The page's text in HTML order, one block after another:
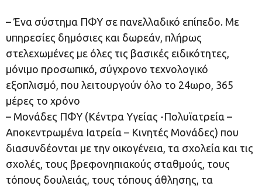
– Ένα σύστημα ΠΦΥ σε πανελλαδικό επίπεδο. Με
υπηρεσίες δημόσιες και δωρεάν, πλήρως
στελεχωμένες με όλες τις βασικές ειδικότητες,
μόνιμο προσωπικό, σύγχρονο τεχνολογικό
εξοπλισμό, που λειτουργούν όλο το 24ωρο, 365
μέρες το χρόνο
– Μονάδες ΠΦΥ (Κέντρα Υγείας -Πολυϊατρεία –
Αποκεντρωμένα Ιατρεία – Κινητές Μονάδες) που
διασυνδέονται με την οικογένεια, τα σχολεία και τις
σχολές, τους βρεφονηπιακούς σταθμούς, τους
τόπους δουλειάς, τους τόπους άθλησης, τα